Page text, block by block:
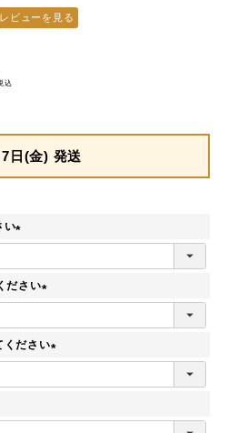
レビューを見る
込
日(金) 発送
い
必
須
)
ださい
必
須
)
ださい
必
)